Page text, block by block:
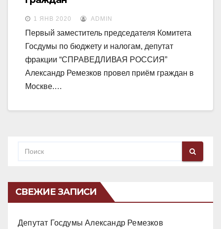
1 ЯНВ 2020 ADMIN
Первый заместитель председателя Комитета
Госдумы по бюджету и налогам, депутат
фракции “СПРАВЕДЛИВАЯ РОССИЯ”
Александр Ремезков провел приём граждан в
Москве.…
СВЕЖИЕ ЗАПИСИ
Депутат Госдумы Александр Ремезков